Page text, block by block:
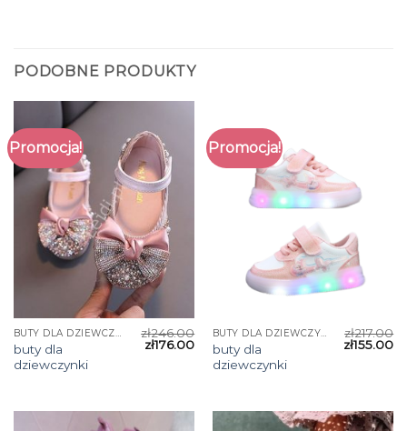
PODOBNE PRODUKTY
Promocja!
BUTY DLA DZIEWCZYNKI
buty dla
dziewczynki
zł246.00
zł176.00
Promocja!
BUTY DLA DZIEWCZYNKI
buty dla
dziewczynki
zł217.00
zł155.00